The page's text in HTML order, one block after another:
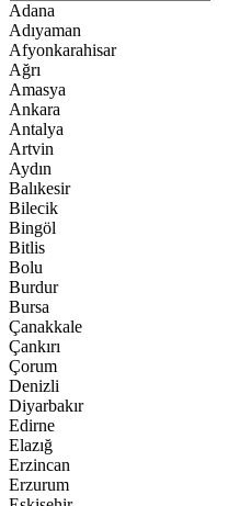
Adana
Adıyaman
Afyonkarahisar
Ağrı
Amasya
Ankara
Antalya
Artvin
Aydın
Balıkesir
Bilecik
Bingöl
Bitlis
Bolu
Burdur
Bursa
Çanakkale
Çankırı
Çorum
Denizli
Diyarbakır
Edirne
Elazığ
Erzincan
Erzurum